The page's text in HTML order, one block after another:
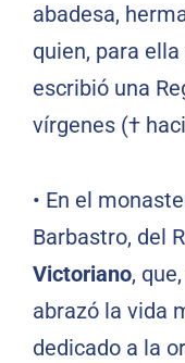
abadesa,
quien, para
escribió una
vírgenes (†
• En el
Barbastro, del
Victoriano,
abrazó la vida
dedicado a la